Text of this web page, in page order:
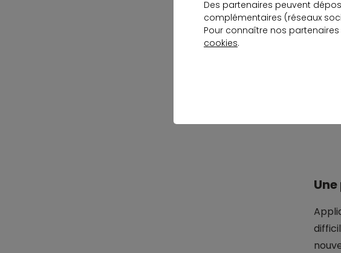
Des partenaires peuvent
complémentaires (réseaux
Pour connaître nos
cookies.